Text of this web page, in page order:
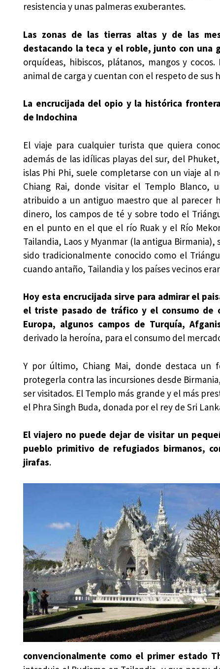
resistencia y unas palmeras exuberantes.
Las zonas de las tierras altas y de las
destacando la teca y el roble, junto con una
orquídeas, hibiscos, plátanos, mangos y
animal de carga y cuentan con el respeto de sus
La encrucijada del opio y la histórica
de Indochina
El viaje para cualquier turista que quiera
además de las idílicas playas del sur, del
islas Phi Phi, suele completarse con un viaje al
Chiang Rai, donde visitar el Templo Blanco,
atribuido a un antiguo maestro que al parecer
dinero, los campos de té y sobre todo el
en el punto en el que el río Ruak y el Río
Tailandia, Laos y Myanmar (la antigua Birmania),
sido tradicionalmente conocido como el
cuando antaño, Tailandia y los países vecinos
Hoy esta encrucijada sirve para admirar el
el triste pasado de tráfico y el consumo de
Europa, algunos campos de Turquía,
derivado la heroína, para el consumo del
Y por último, Chiang Mai, donde destaca un
protegerla contra las incursiones desde
ser visitados. El Templo más grande y el más
el Phra Singh Buda, donada por el rey de Sri
El viajero no puede dejar de visitar un
pueblo primitivo de refugiados birmanos,
jirafas.
convencionalmente como el primer estado